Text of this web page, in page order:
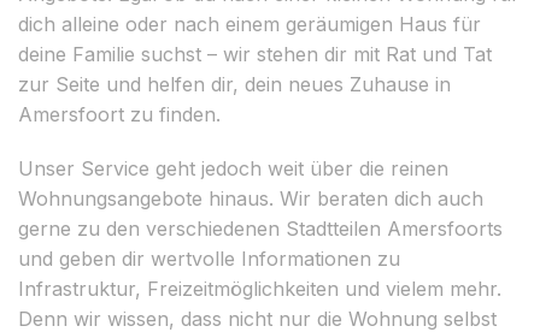
dich alleine oder nach einem geräumigen Haus für
deine Familie suchst – wir stehen dir mit Rat und Tat
zur Seite und helfen dir, dein neues Zuhause in
Amersfoort zu finden.
Unser Service geht jedoch weit über die reinen
Wohnungsangebote hinaus. Wir beraten dich auch
gerne zu den verschiedenen Stadtteilen Amersfoorts
und geben dir wertvolle Informationen zu
Infrastruktur, Freizeitmöglichkeiten und vielem mehr.
Denn wir wissen, dass nicht nur die Wohnung selbst